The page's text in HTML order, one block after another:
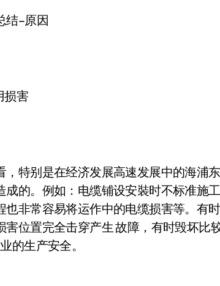
结–原因
损害
，特别是在经济发展高速发展中的海浦
成的。例如：电缆铺设安裝时不标准施
也非常容易将运作中的电缆损害等。有
害位置完全击穿产生 故障，有时毁坏比
的生产安全。